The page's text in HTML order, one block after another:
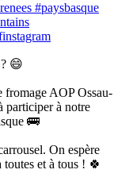
😄
fromage AOP Ossau-
participer à notre
🚌
On espère
et à tous ! 🍀